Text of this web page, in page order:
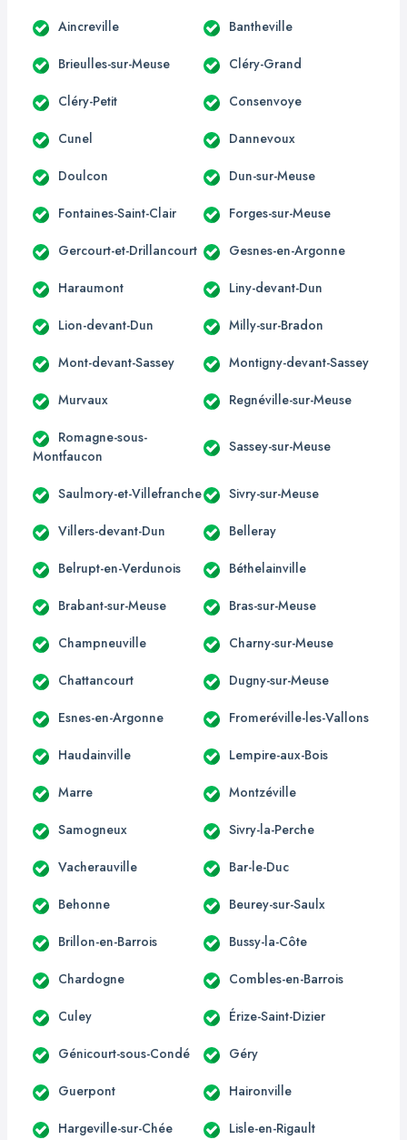
Aincreville Bantheville
Brieulles-sur-Meuse Cléry-Grand
Cléry-Petit Consenvoye
Cunel Dannevoux
Doulcon Dun-sur-Meuse
Fontaines-Saint-Clair Forges-sur-Meuse
Gercourt-et-Drillancourt Gesnes-en-Argonne
Haraumont Liny-devant-Dun
Lion-devant-Dun Milly-sur-Bradon
Mont-devant-Sassey Montigny-devant-Sassey
Murvaux Regnéville-sur-Meuse
Romagne-sous-
Montfaucon
Sassey-sur-Meuse
Saulmory-et-Villefranche Sivry-sur-Meuse
Villers-devant-Dun Belleray
Belrupt-en-Verdunois Béthelainville
Brabant-sur-Meuse Bras-sur-Meuse
Champneuville Charny-sur-Meuse
Chattancourt Dugny-sur-Meuse
Esnes-en-Argonne Fromeréville-les-Vallons
Haudainville Lempire-aux-Bois
Marre Montzéville
Samogneux Sivry-la-Perche
Vacherauville Bar-le-Duc
Behonne Beurey-sur-Saulx
Brillon-en-Barrois Bussy-la-Côte
Chardogne Combles-en-Barrois
Culey Érize-Saint-Dizier
Génicourt-sous-Condé Géry
Guerpont Haironville
Hargeville-sur-Chée Lisle-en-Rigault